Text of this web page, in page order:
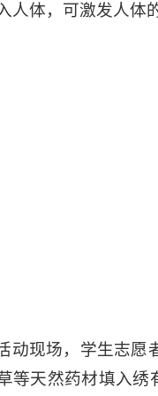
人体，可激发人体
动现场，学生志愿
等天然药材填入绣